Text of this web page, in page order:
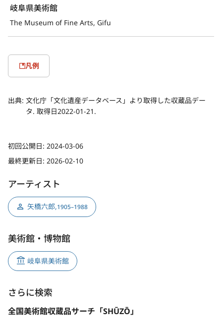
岐阜県美術館
The Museum of Fine Arts, Gifu
凡例
出典: 文化庁「文化遺産データベース」より取得した収蔵品デー
タ. 取得日2022-01-21.
初回公開日: 2024-03-06
最終更新日: 2026-02-10
アーティスト
矢橋六郎,1905–1988
美術館・博物館
岐阜県美術館
さらに検索
全国美術館収蔵品サーチ「SHŪZŌ」